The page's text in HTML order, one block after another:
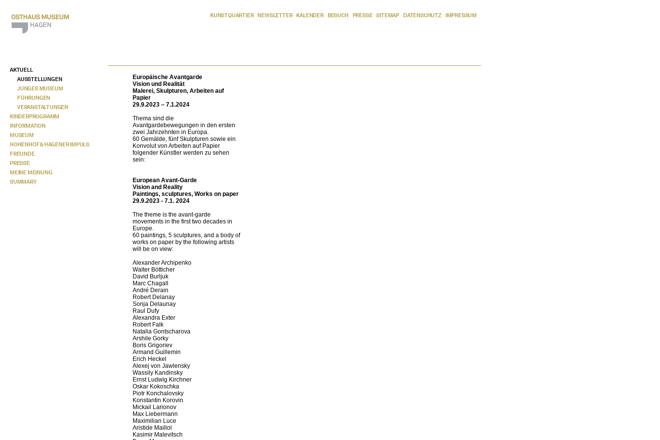
KUNSTQUARTIER NEWSLETTER KALENDER BESUCH PRESSE SITEMAP DATENSCHUTZ IMPRESSUM
AKTUELL
AUSSTELLUNGEN
JUNGES MUSEUM
FÜHRUNGEN
VERANSTALTUNGEN
KINDERPROGRAMM
INFORMATION
MUSEUM
HOHENHOF & HAGENER IMPULS
FREUNDE
PRESSE
MEINE MEINUNG
SUMMARY
Europäische Avantgarde
Vision und Realität
Malerei, Skulpturen, Arbeiten auf
Papier
29.9.2023 – 7.1.2024
Thema sind die
Avantgardebewegungen in den ersten
zwei Jahrzehnten in Europa.
60 Gemälde, fünf Skulpturen sowie ein
Konvolut von Arbeiten auf Papier
folgender Künstler werden zu sehen
sein:
European Avant-Garde
Vision and Reality
Paintings, sculptures, Works on paper
29.9.2023 - 7.1. 2024
The theme is the avant-garde
movements in the first two decades in
Europe.
60 paintings, 5 sculptures, and a body of
works on paper by the following artists
will be on view:
Alexander Archipenko
Walter Bötticher
David Burljuk
Marc Chagall
André Derain
Robert Delanay
Sonja Delaunay
Raul Dufy
Alexandra Exter
Robert Falk
Natalia Gontscharova
Arshile Gorky
Boris Grigoriev
Armand Guillemin
Erich Heckel
Alexej von Jawlensky
Wassily Kandinsky
Ernst Ludwig Kirchner
Oskar Kokoschka
Piotr Konchalovsky
Konstantin Korovin
Mickail Larionov
Max Liebermann
Maximilian Luce
Aristide Maillol
Kasimir Malevitsch